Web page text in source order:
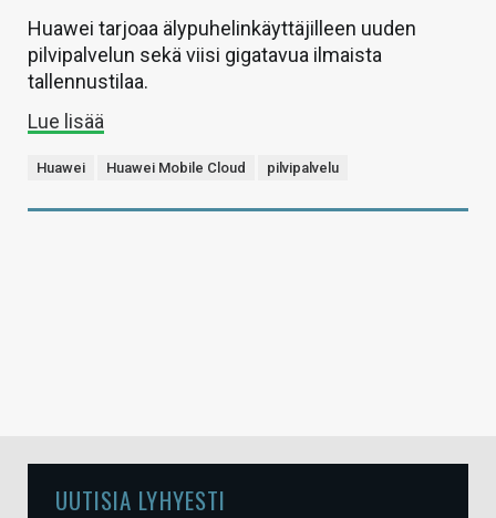
Huawei tarjoaa älypuhelinkäyttäjilleen uuden
pilvipalvelun sekä viisi gigatavua ilmaista
tallennustilaa.
Lue lisää
Huawei Huawei Mobile Cloud pilvipalvelu
UUTISIA LYHYESTI